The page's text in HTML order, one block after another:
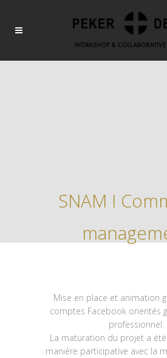
SNAM I
Mise en place et animation
comptes Facebook orientés
professionnel.
La maturation du projet a été
manière participative avec la